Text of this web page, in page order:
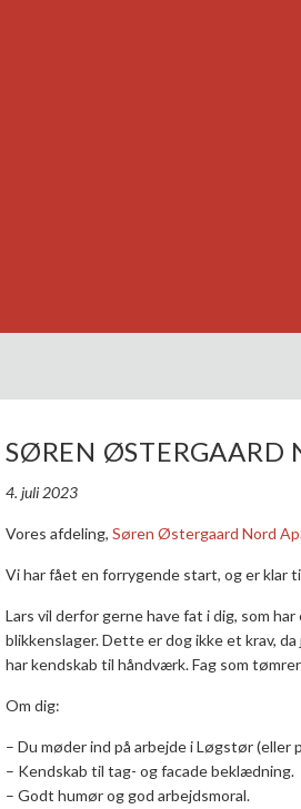
SØREN ØSTERGAARD
4. juli 2023
Vores afdeling, Søren Østergaard Nord
Vi har fået en forrygende start, og er klar
Lars vil derfor gerne have fat i dig, som
blikkenslager. Dette er dog ikke et krav,
har kendskab til håndværk. Fag som
Om dig:
– Du møder ind på arbejde i Løgstør (eller
– Kendskab til tag- og facade beklædning.
– Godt humør og god arbejdsmoral.